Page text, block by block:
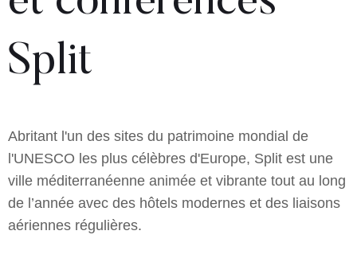
Split
Abritant l'un des sites du patrimoine mondial de
l'UNESCO les plus célèbres d'Europe, Split est une
ville méditerranéenne animée et vibrante tout au long
de l’année avec des hôtels modernes et des liaisons
aériennes régulières.